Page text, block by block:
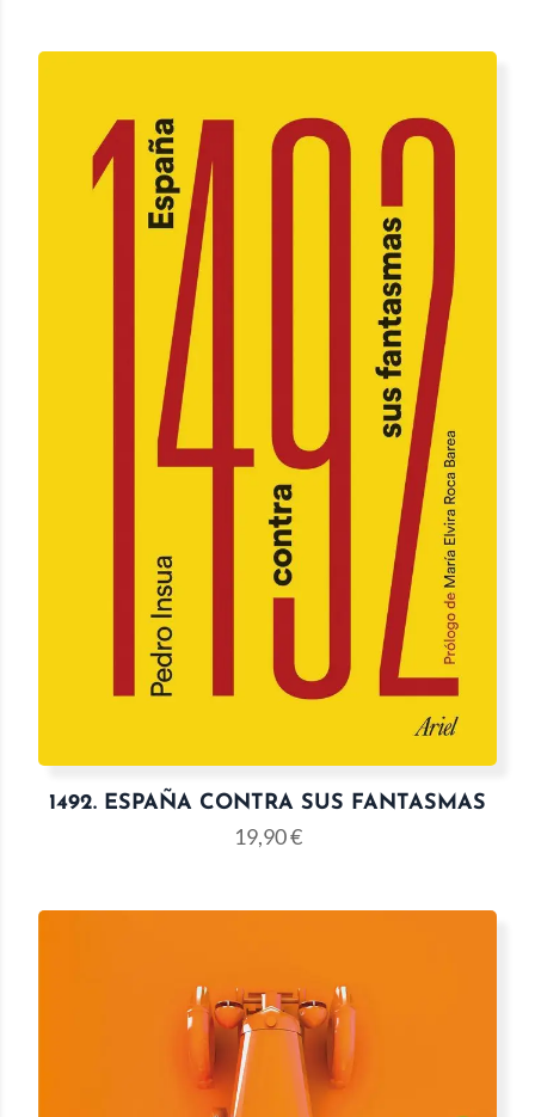
1492. ESPAÑA CONTRA SUS FANTASMAS
19,90€